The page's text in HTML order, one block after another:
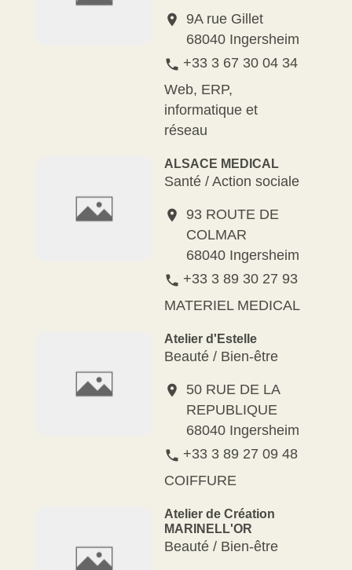
location_on
9A rue Gillet
68040 Ingersheim
phone +33 3 67 30 04 34
Web, ERP,
informatique et
réseau
ALSACE MEDICAL
Santé / Action sociale
location_on
93 ROUTE DE
COLMAR
68040 Ingersheim
phone +33 3 89 30 27 93
MATERIEL MEDICAL
Atelier d'Estelle
Beauté / Bien-être
location_on
50 RUE DE LA
REPUBLIQUE
68040 Ingersheim
phone +33 3 89 27 09 48
COIFFURE
Atelier de Création
MARINELL'OR
Beauté / Bien-être